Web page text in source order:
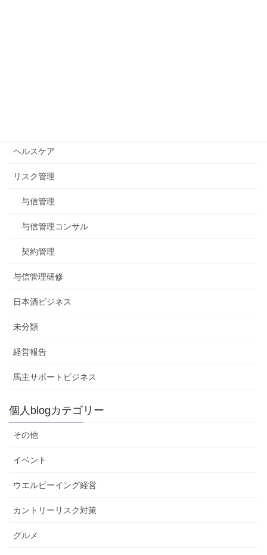
ヘルスケア
リスク管理
与信管理
与信管理コンサル
契約管理
与信管理研修
日本酒ビジネス
未分類
経営報告
馬主サポートビジネス
個人blogカテゴリー
その他
イベント
ウエルビーイング経営
カントリーリスク対策
グルメ